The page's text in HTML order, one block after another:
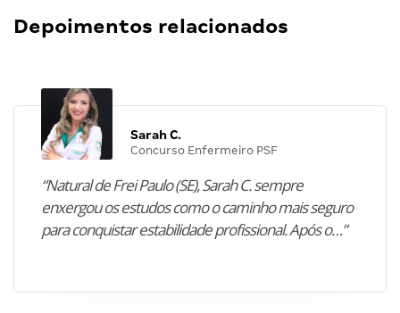
Depoimentos relacionados
Sarah C.
Concurso Enfermeiro PSF
“Natural de Frei Paulo (SE), Sarah C. sempre
enxergou os estudos como o caminho mais seguro
para conquistar estabilidade profissional. Após o…”